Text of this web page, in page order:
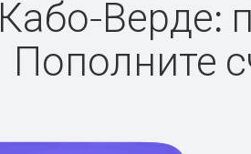
Кабо-Верде:
Пополните